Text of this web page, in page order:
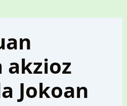
akzioz
Jokoan